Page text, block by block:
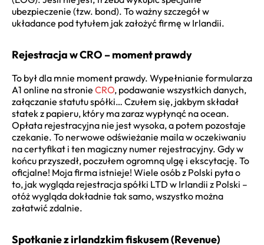
ubezpieczenie (tzw. bond). To ważny szczegół w
układance pod tytułem jak założyć firmę w Irlandii.
Rejestracja w CRO – moment prawdy
To był dla mnie moment prawdy. Wypełnianie formularza
A1 online na stronie CRO, podawanie wszystkich danych,
załączanie statutu spółki… Czułem się, jakbym składał
statek z papieru, który ma zaraz wypłynąć na ocean.
Opłata rejestracyjna nie jest wysoka, a potem pozostaje
czekanie. To nerwowe odświeżanie maila w oczekiwaniu
na certyfikat i ten magiczny numer rejestracyjny. Gdy w
końcu przyszedł, poczułem ogromną ulgę i ekscytację. To
oficjalne! Moja firma istnieje! Wiele osób z Polski pyta o
to, jak wygląda rejestracja spółki LTD w Irlandii z Polski –
otóż wygląda dokładnie tak samo, wszystko można
załatwić zdalnie.
Spotkanie z irlandzkim fiskusem (Revenue)